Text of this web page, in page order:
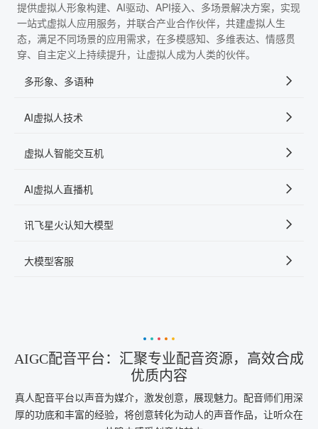
提供虚拟人形象构建、AI驱动、API接入、多场景解决方案，实现
一站式虚拟人应用服务，并联合产业合作伙伴，共建虚拟人生
态，满足不同场景的应用需求，在多模感知、多维表达、情感贯
穿、自主定义上持续提升，让虚拟人成为人类的伙伴。
多形象、多语种
AI虚拟人技术
虚拟人智能交互机
AI虚拟人直播机
讯飞星火认知大模型
大模型客服
AIGC配音平台：汇聚专业配音资源，高效合成
优质内容
真人配音平台以声音为媒介，激发创意，展现魅力。配音师们用深
厚的功底和丰富的经验，将创意转化为动人的声音作品，让听众在